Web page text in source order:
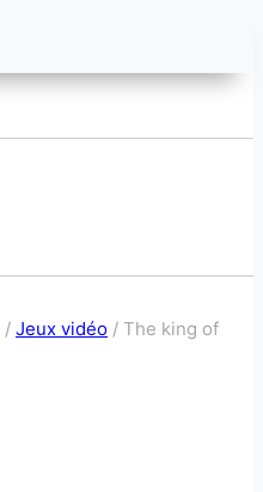
/ Jeux vidéo / The king of